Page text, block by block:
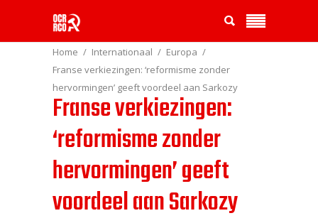
Home Internationaal
Europa
Franse verkiezingen: ‘reformisme zonder
hervormingen’ geeft voordeel aan Sarkozy
Franse verkiezingen:
‘reformisme zonder
hervormingen’ geeft
voordeel aan Sarkozy